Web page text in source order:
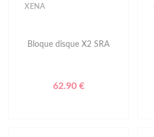
XENA
Bloque disque X2 SRA
62.90 €